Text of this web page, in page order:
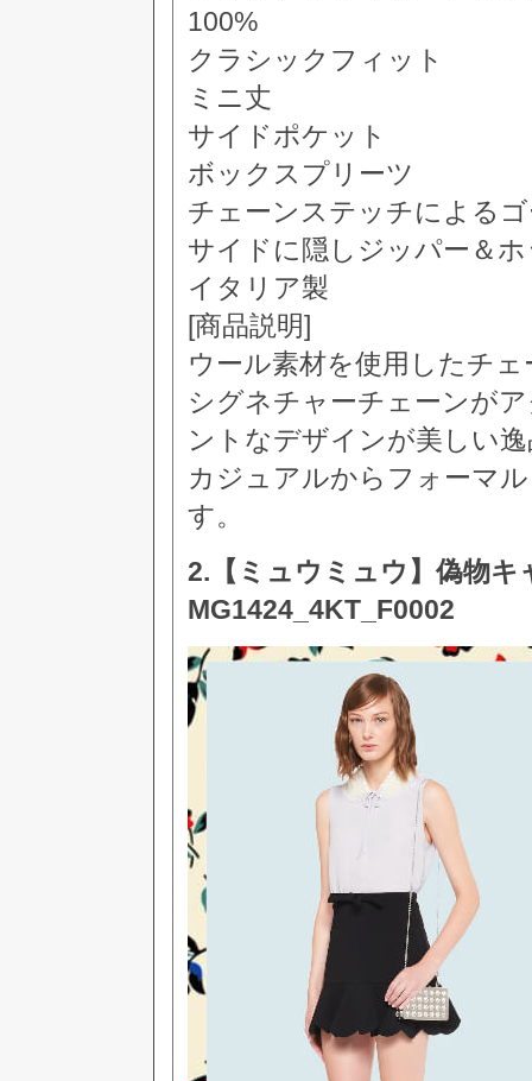
100%
クラシックフィット
ミニ丈
サイドポケット
ボックスプリーツ
チェーンステッチによる
サイドに隠しジッパー＆
イタリア製
[商品説明]
ウール素材を使用したチ
シグネチャーチェーンが
ントなデザインが美しい
カジュアルからフォーマ
す。
2.【ミュウミュウ】偽物
MG1424_4KT_F0002